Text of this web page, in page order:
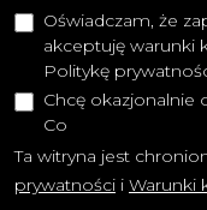
Oświadczam, że
akceptuję warunki
Politykę
Chcę okazjonalnie
Co
Ta witryna jest
prywatności i Warunki